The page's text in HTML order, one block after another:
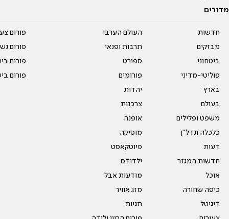
מדורים
חדשות
מבזקים
ביטחוני
פוליטי-מדיני
בארץ
בעולם
משפט ופלילים
כלכלה ונדל"ן
דעות
חדשות המגזר
אוכל
כיפה שחורה
דיגיטל
העולם הערבי
תרבות ופנאי
ספורט
פורומים
יהדות
צרכנות
אופנה
מוסיקה
פיוטקאסט
ילדודס
מודעות אבל
מזג אוויר
תגיות
פורום
פורום
פורום
פורום